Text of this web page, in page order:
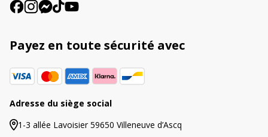
Payez en toute sécurité avec
Adresse du siège social
1-3 allée Lavoisier 59650 Villeneuve d’Ascq